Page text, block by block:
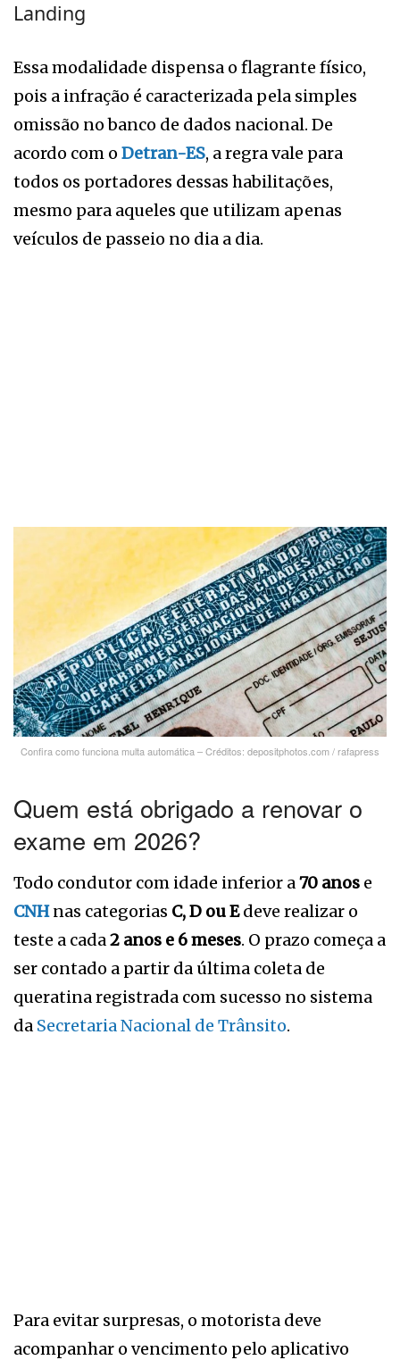
Landing
Essa modalidade dispensa o flagrante físico,
pois a infração é caracterizada pela simples
omissão no banco de dados nacional. De
acordo com o Detran-ES, a regra vale para
todos os portadores dessas habilitações,
mesmo para aqueles que utilizam apenas
veículos de passeio no dia a dia.
Confira como funciona multa automática – Créditos: depositphotos.com / rafapress
Quem está obrigado a renovar o
exame em 2026?
Todo condutor com idade inferior a70 anos e
CNHnas categorias C, D ou Edeve realizar o
teste a cada2 anos e 6 meses. O prazo começa a
ser contado a partir da última coleta de
queratina registrada com sucesso no sistema
da Secretaria Nacional de Trânsito.
Para evitar surpresas, o motorista deve
acompanhar o vencimento pelo aplicativo